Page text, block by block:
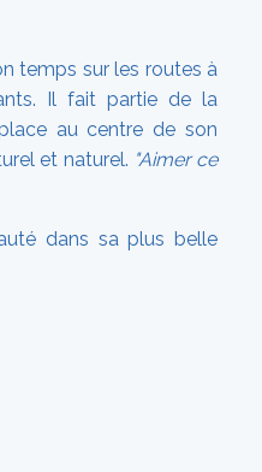
temps sur les routes à
Il fait partie de la
au centre de son
et naturel. "Aimer ce
dans sa plus belle